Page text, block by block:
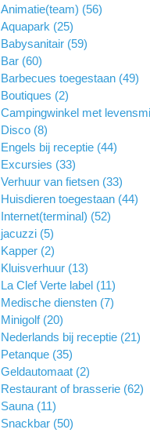
Animatie(team) (56)
Aquapark (25)
Babysanitair (59)
Bar (60)
Barbecues toegestaan (49)
Boutiques (2)
Campingwinkel met
Disco (8)
Engels bij receptie (44)
Excursies (33)
Verhuur van fietsen (33)
Huisdieren toegestaan (44)
Internet(terminal) (52)
jacuzzi (5)
Kapper (2)
Kluisverhuur (13)
La Clef Verte label (11)
Medische diensten (7)
Minigolf (20)
Nederlands bij receptie (21)
Petanque (35)
Geldautomaat (2)
Restaurant of brasserie (62)
Sauna (11)
Snackbar (50)